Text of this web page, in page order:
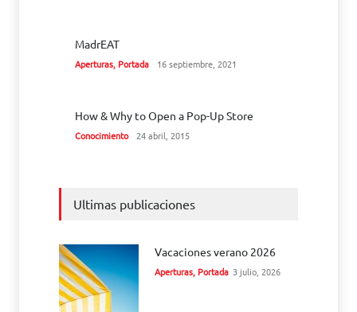
MadrEAT
Aperturas, Portada 16 septiembre, 2021
How & Why to Open a Pop-Up Store
Conocimiento 24 abril, 2015
Ultimas publicaciones
Vacaciones verano 2026
Aperturas, Portada 3 julio, 2026